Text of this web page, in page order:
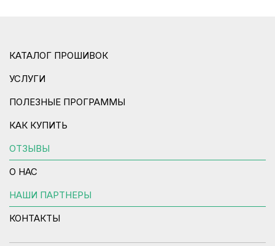
КАТАЛОГ ПРОШИВОК
УСЛУГИ
ПОЛЕЗНЫЕ ПРОГРАММЫ
КАК КУПИТЬ
ОТЗЫВЫ
О НАС
НАШИ ПАРТНЕРЫ
КОНТАКТЫ